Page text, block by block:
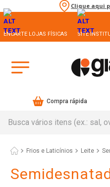
Clique aqui
ENCARTE LOJAS FÍSICAS SITE
Compra rápida
Frios e Laticínios Leite